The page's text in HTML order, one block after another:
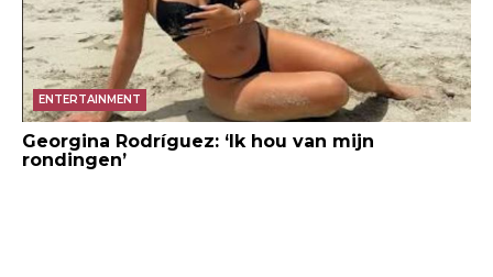
ENTERTAINMENT
Georgina Rodríguez: ‘Ik hou van mijn
rondingen’